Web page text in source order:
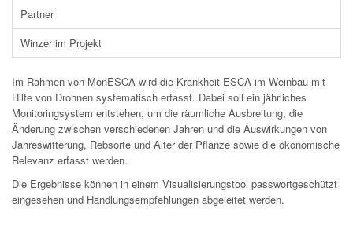
Partner
Winzer im Projekt
Im Rahmen von MonESCA wird die Krankheit ESCA im Weinbau mit
Hilfe von Drohnen systematisch erfasst. Dabei soll ein jährliches
Monitoringsystem entstehen, um die räumliche Ausbreitung, die
Änderung zwischen verschiedenen Jahren und die Auswirkungen von
Jahreswitterung, Rebsorte und Alter der Pflanze sowie die ökonomische
Relevanz erfasst werden.
Die Ergebnisse können in einem Visualisierungstool passwortgeschützt
eingesehen und Handlungsempfehlungen abgeleitet werden.